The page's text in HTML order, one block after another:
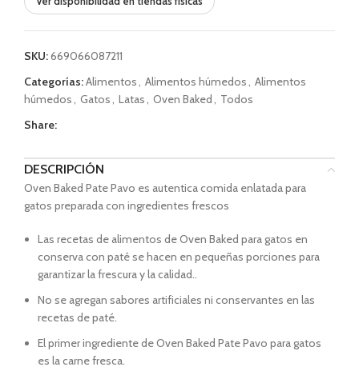
SKU:669066087211
Categorías:Alimentos, Alimentos húmedos, Alimentos
húmedos, Gatos, Latas, Oven Baked, Todos
Share:
DESCRIPCIÓN
Oven Baked Pate Pavo es autentica comida enlatada para
gatos preparada con ingredientes frescos
Las recetas de alimentos de Oven Baked para gatos en
conserva con paté se hacen en pequeñas porciones para
garantizar la frescura y la calidad..
No se agregan sabores artificiales ni conservantes en las
recetas de paté.
El primer ingrediente de Oven Baked Pate Pavo para gatos
es la carne fresca.